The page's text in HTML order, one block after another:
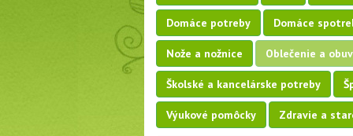
Domáce potreby Domáce
Nože a nožnice Oblečenie a obuv
Školské a kancelárske potreby
Výukové pomôcky Zdravie a